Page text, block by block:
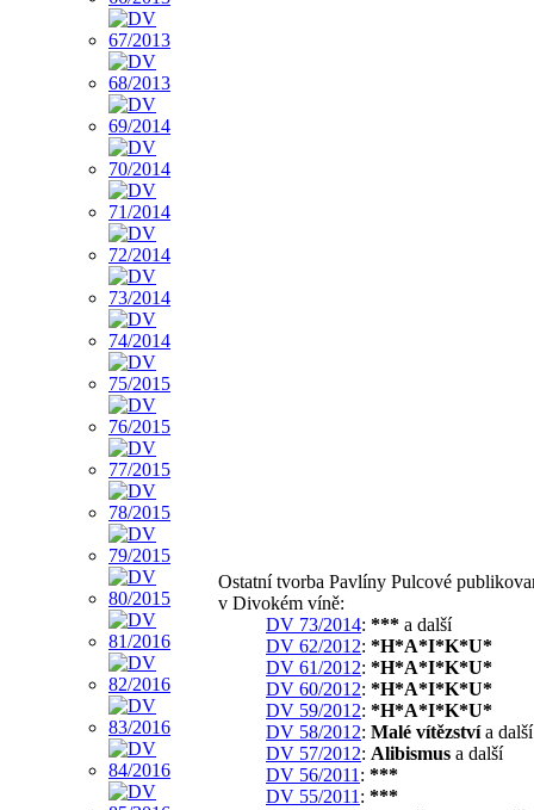
Ostatní tvorba Pavlíny Pulcové
v Divokém víně:
DV 73/2014: *** a další
DV 62/2012: *H*A*I*K*U*
DV 61/2012: *H*A*I*K*U*
DV 60/2012: *H*A*I*K*U*
DV 59/2012: *H*A*I*K*U*
DV 58/2012: Malé vítězstvía další
DV 57/2012: Alibismus a další
DV 56/2011 : ***
DV 55/2011 : ***